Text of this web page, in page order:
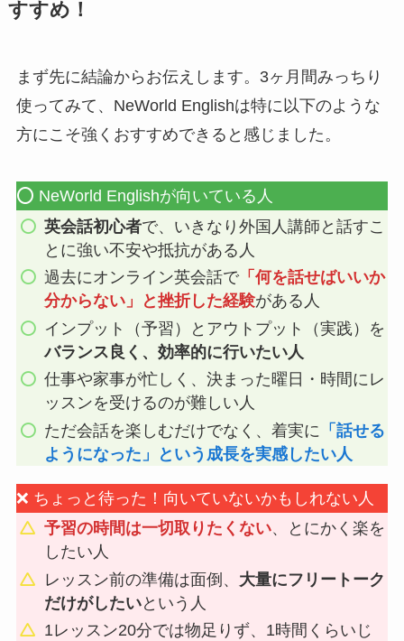
すすめ！
まず先に結論からお伝えします。3ヶ月間みっちり
使ってみて、NeWorld Englishは特に以下のような
方にこそ強くおすすめできると感じました。
⭕️ NeWorld Englishが向いている人
英会話初心者で、いきなり外国人講師と話すこ
とに強い不安や抵抗がある人
過去にオンライン英会話で「何を話せばいいか
分からない」と挫折した経験がある人
インプット（予習）とアウトプット（実践）を
バランス良く、効率的に行いたい人
仕事や家事が忙しく、決まった曜日・時間にレ
ッスンを受けるのが難しい人
ただ会話を楽しむだけでなく、着実に 「話せる
ようになった」という成長を実感したい人
❌ ちょっと待った！向いていないかもしれない人
予習の時間は一切取りたくない、とにかく楽を
したい人
レッスン前の準備は面倒、 大量にフリートーク
だけがしたいという人
1レッスン20分では物足りず、1時間くらいじ